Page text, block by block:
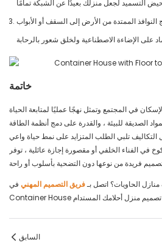
النوافذ الممتدة من الأرض إلى السقف أو الأبواب
خاتمة
في المجتمع وتمثل نهجًا عمليًا لمتابعة الحياة
الصديقة للبيئة ، والقدرة على دمج أنظمة الطاقة
التكاليف تلبي الطلب المتزايد على نمط حياة واعي
في الفناء الخلفي أو مقصورة إجازة عائلية ، توفر
الحاويات؟ اتصل بـفريق التصميم المهني في DXH
السابق